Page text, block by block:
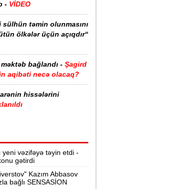
- VİDEO
sülhün təmin olunmasını
ölkələr üçün açıqdır“
bağlandı - Şagird
aqibəti necə olacaq?
hissələrini
qıza nişan keçirildi -
çağırıldı
və Qubadlıda -
vəzifəyə təyin etdi -
gətirdi
Kazım Abbasov
bağlı SENSASİON